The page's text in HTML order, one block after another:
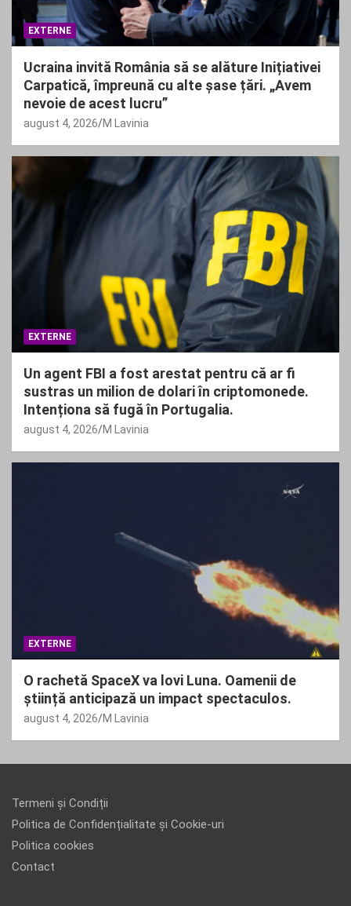
EXTERNE
Ucraina invită România să se alăture Inițiativei
Carpatică, împreună cu alte șase țări. „Avem
nevoie de acest lucru”
august 4, 2026 M Lavinia
EXTERNE
Un agent FBI a fost arestat pentru că ar fi
sustras un milion de dolari în criptomonede.
Intenționa să fugă în Portugalia.
august 4, 2026 M Lavinia
EXTERNE
O rachetă SpaceX va lovi Luna. Oamenii de
știință anticipază un impact spectaculos.
august 4, 2026 M Lavinia
Termeni și Condiții
Politica de Confidențialitate și Cookie-uri
Politica cookies
Contact